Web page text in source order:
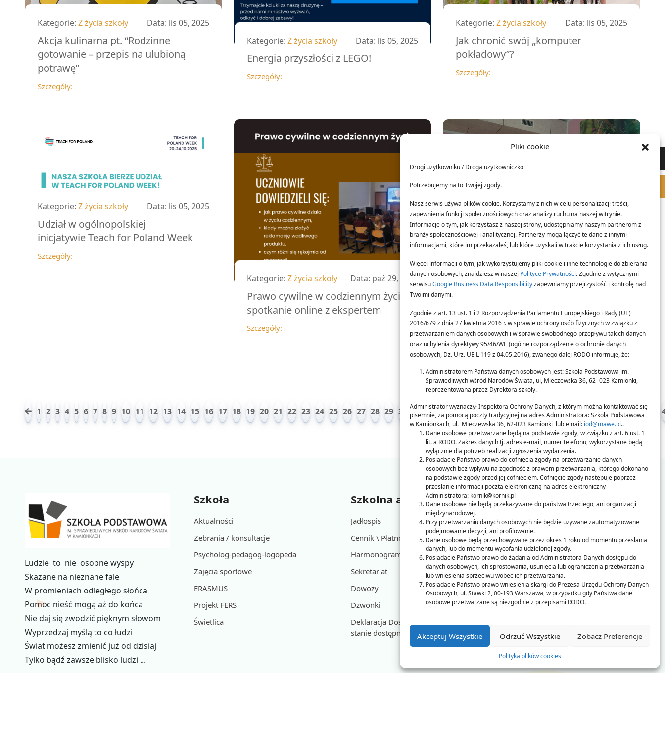
Pliki cookie
Drogi użytkowniku / Droga użytkowniczko
Potrzebujemy na to Twojej zgody.
Nasz serwis używa plików cookie. Korzystamy z nich w celu personalizacji treści,
zapewnienia funkcji społecznościowych oraz analizy ruchu na naszej witrynie.
Informacje o tym, jak korzystasz z naszej strony, udostępniamy naszym partnerom z
branży społecznościowej i analitycznej. Partnerzy mogą łączyć te dane z innymi
informacjami, które im przekazałeś, lub które uzyskali w trakcie korzystania z ich usług.
Więcej informacji o tym, jak wykorzystujemy pliki cookie i inne technologie do zbierania
danych osobowych, znajdziesz w naszej Polityce Prywatności. Zgodnie z wytycznymi
serwisuGoogle Business Data Responsibilityzapewniamy przejrzystość i kontrolę nad
Twoimi danymi.
Zgodnie z art. 13 ust. 1 i 2 Rozporządzenia Parlamentu Europejskiego i Rady (UE)
2016/679 z dnia 27 kwietnia 2016 r. w sprawie ochrony osób fizycznych w związku z
przetwarzaniem danych osobowych i w sprawie swobodnego przepływu takich danych
oraz uchylenia dyrektywy 95/46/WE (ogólne rozporządzenie o ochronie danych
osobowych, Dz. Urz. UE L 119 z 04.05.2016), zwanego dalej RODO informuję, że:
Administratorem Państwa danych osobowych jest: Szkoła Podstawowa im.
Sprawiedliwych wśród Narodów Świata, ul, Mieczewska 36, 62 -023 Kamionki,
reprezentowana przez Dyrektora szkoły.
Administrator wyznaczył Inspektora Ochrony Danych, z którym można kontaktować się
pisemnie, za pomocą poczty tradycyjnej na adres Administratora: Szkoła Podstawowa
w Kamionkach, ul. Mieczewska 36, 62-023 Kamionki lub email: iod@mawe.pl..
Dane osobowe przetwarzane będą na podstawie zgody, w związku z art. 6 ust. 1
lit. a RODO. Zakres danych tj. adres e-mail, numer telefonu, wykorzystane będą
wyłącznie dla potrzeb realizacji zgłoszenia wydarzenia.
Posiadacie Państwo prawo do cofnięcia zgody na przetwarzanie danych
osobowych bez wpływu na zgodność z prawem przetwarzania, którego dokonano
na podstawie zgody przed jej cofnięciem. Cofnięcie zgody następuje poprzez
przesłanie informacji pocztą elektroniczną na adres elektroniczny
Administratora: kornik@kornik.pl
Dane osobowe nie będą przekazywane do państwa trzeciego, ani organizacji
międzynarodowej.
Przy przetwarzaniu danych osobowych nie będzie używane zautomatyzowane
podejmowanie decyzji, ani profilowanie.
Dane osobowe będą przechowywane przez okres 1 roku od momentu przesłania
danych, lub do momentu wycofania udzielonej zgody.
Posiadacie Państwo prawo do żądania od Administratora Danych dostępu do
danych osobowych, ich sprostowania, usunięcia lub ograniczenia przetwarzania
lub wniesienia sprzeciwu wobec ich przetwarzania.
Posiadacie Państwo prawo wniesienia skargi do Prezesa Urzędu Ochrony Danych
Osobowych, ul. Stawki 2, 00-193 Warszawa, w przypadku gdy Państwa dane
osobowe przetwarzane są niezgodnie z przepisami RODO.
Akceptuj Wszystkie Odrzuć Wszystkie Zobacz Preferencje
Polityka plików cookies
Kategorie: Z życia szkoły Data: lis 05, 2025
Akcja kulinarna pt. “Rodzinne
gotowanie – przepis na ulubioną
potrawę”
Szczegóły:
Kategorie: Z życia szkoły Data: lis 05, 2025
Energia przyszłości z LEGO!
Szczegóły:
Kategorie: Z życia szkoły Data: lis 05, 2025
Jak chronić swój „komputer
pokładowy”?
Szczegóły:
Kategorie: Z życia szkoły Data: lis 05, 2025
Udział w ogólnopolskiej
inicjatywie Teach for Poland Week
Szczegóły:
Kategorie: Z życia szkoły Data: paź 29, 2025
Prawo cywilne w codziennym życiu –
spotkanie online z ekspertem
Szczegóły:
Kategorie:Z życia szkoły Data:paź 29, 2025
Razem oswajamy emocje!
1 2 3 4 5 6 7 8 9 10 11 12 13 14 15 16 17 18 19 20 21 22 23 24 25 26 27 28 29 30 31 32 33 34 35 36 37 38 39 40 41 42 43 44 45 46 47
Ludzie to nie osobne wyspy
Skazane na nieznane fale
W promieniach odległego słońca
Pomoc nieść mogą aż do końca
Nie daj się zwodzić pięknym słowom
Wyprzedzaj myślą to co łudzi
Świat możesz zmienić już od dzisiaj
Tylko bądź zawsze blisko ludzi ...
Szkoła
Aktualności
Zebrania / konsultacje
Psycholog-pedagog-logopeda
Zajęcia sportowe
ERASMUS
Projekt FERS
Świetlica
Szkolna administracja
Jadłospis
Cennik \ Płatności
Harmonogram posiłków
Sekretariat
Dowozy
Dzwonki
Deklaracja Dostępności, Raport o
stanie dostępności
Kontakt
ul. Mieczewska 36 62-023 Kamionki
sekretariat@spkamionki.pl
(+48) 61 227 60 40
(+48) 61 227 60 49